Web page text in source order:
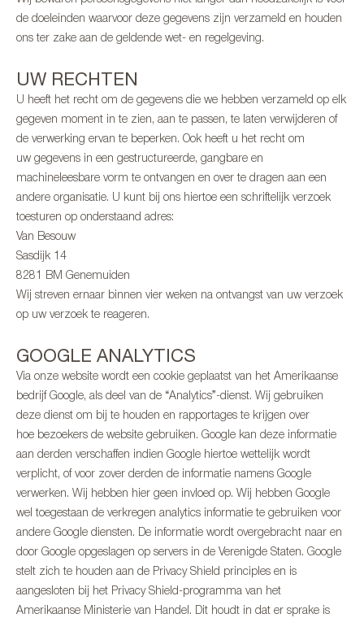
de doeleinden waarvoor deze gegevens zijn verzameld en houden
ons ter zake aan de geldende wet- en regelgeving.
UW RECHTEN
U heeft het recht om de gegevens die we hebben verzameld op elk
gegeven moment in te zien, aan te passen, te laten verwijderen of
de verwerking ervan te beperken. Ook heeft u het recht om
uw gegevens in een gestructureerde, gangbare en
machineleesbare vorm te ontvangen en over te dragen aan een
andere organisatie. U kunt bij ons hiertoe een schriftelijk verzoek
toesturen op onderstaand adres:
Van Besouw
Sasdijk 14
8281 BM Genemuiden
Wij streven ernaar binnen vier weken na ontvangst van uw verzoek
op uw verzoek te reageren.
GOOGLE ANALYTICS
Via onze website wordt een cookie geplaatst van het Amerikaanse
bedrijf Google, als deel van de “Analytics”-dienst. Wij gebruiken
deze dienst om bij te houden en rapportages te krijgen over
hoe bezoekers de website gebruiken. Google kan deze informatie
aan derden verschaffen indien Google hiertoe wettelijk wordt
verplicht, of voor zover derden de informatie namens Google
verwerken. Wij hebben hier geen invloed op. Wij hebben Google
wel toegestaan de verkregen analytics informatie te gebruiken voor
andere Google diensten. De informatie wordt overgebracht naar en
door Google opgeslagen op servers in de Verenigde Staten. Google
stelt zich te houden aan de Privacy Shield principles en is
aangesloten bij het Privacy Shield-programma van het
Amerikaanse Ministerie van Handel. Dit houdt in dat er sprake is